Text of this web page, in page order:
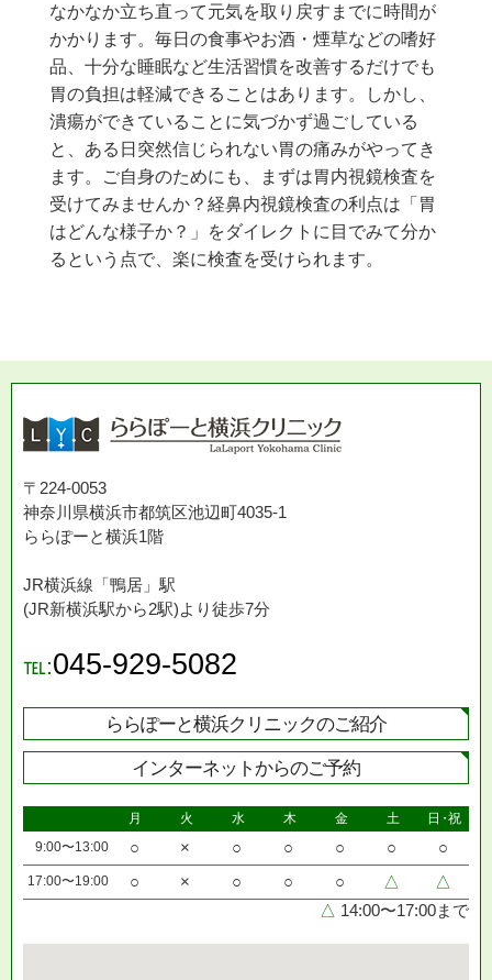
なかなか立ち直って元気を取り戻すまでに時間が
かかります。毎日の食事やお酒・煙草などの嗜好
品、十分な睡眠など生活習慣を改善するだけでも
胃の負担は軽減できることはあります。しかし、
潰瘍ができていることに気づかず過ごしている
と、ある日突然信じられない胃の痛みがやってき
ます。ご自身のためにも、まずは胃内視鏡検査を
受けてみませんか？経鼻内視鏡検査の利点は「胃
はどんな様子か？」をダイレクトに目でみて分か
るという点で、楽に検査を受けられます。
〒224-0053
神奈川県横浜市都筑区池辺町4035-1
ららぽーと横浜1階
JR横浜線「鴨居」駅
(JR新横浜駅から2駅)より徒歩7分
℡:045-929-5082
ららぽーと横浜クリニックのご紹介
インターネットからのご予約
月 火 水 木 金 土 日・祝
△ 14:00〜17:00まで
9:00〜13:00 ○ × ○ ○ ○ ○ ○
17:00〜19:00 ○ × ○ ○ ○ △ △